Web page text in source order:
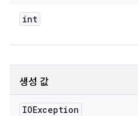
int
생성 값
IOException